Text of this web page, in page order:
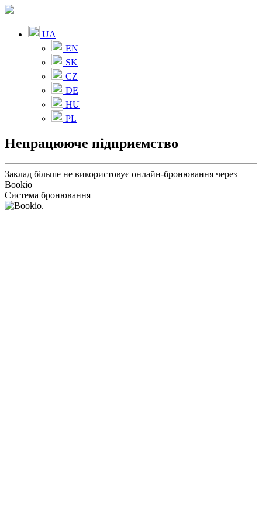
UA
EN
SK
CZ
DE
HU
PL
Непрацююче підприємство
Заклад більше не використовує онлайн-бронювання через
Bookio
Система бронювання